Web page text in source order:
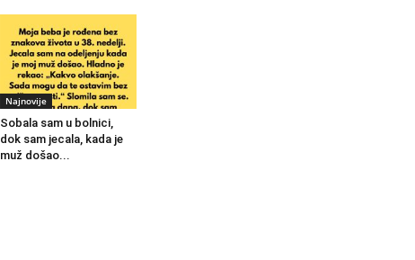
Najnovije
Sobala sam u bolnici,
dok sam jecala, kada je
muž došao...